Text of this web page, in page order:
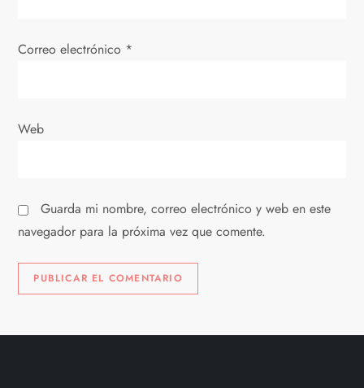
t
a
a
s
Correo electrónico *
Web
Guarda mi nombre, correo electrónico y web en este
navegador para la próxima vez que comente.